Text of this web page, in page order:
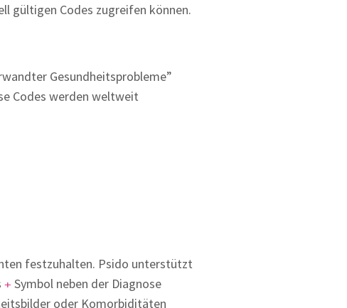
gültigen Codes zugreifen können.
Gesundheitsprobleme”
Codes werden weltweit
festzuhalten. Psido unterstützt
+ Symbol neben der Diagnose
oder Komorbiditäten